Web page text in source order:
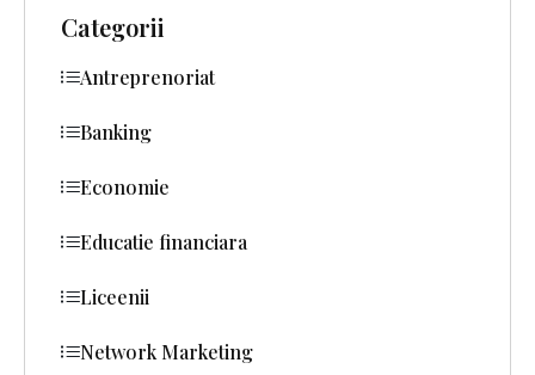
Categorii
Antreprenoriat
Banking
Economie
Educatie financiara
Liceenii
Network Marketing